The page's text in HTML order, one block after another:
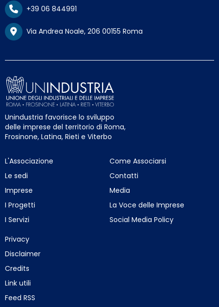
+39 06 844991
Via Andrea Noale, 206 00155 Roma
Unindustria favorisce lo sviluppo
delle imprese del territorio di Roma,
Frosinone, Latina, Rieti e Viterbo
L'Associazione
Le sedi
Imprese
I Progetti
I Servizi
Come Associarsi
Contatti
Media
La Voce delle Imprese
Social Media Policy
Privacy
Disclaimer
Credits
Link utili
Feed RSS